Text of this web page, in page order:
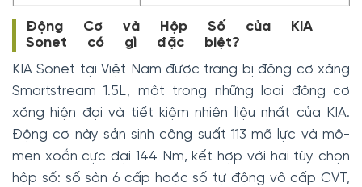
Động Cơ và Hộp Số của KIA
Sonet có gì đặc biệt?
KIA Sonet tại Việt Nam được trang bị động cơ xăng
Smartstream 1.5L, một trong những loại động cơ
xăng hiện đại và tiết kiệm nhiên liệu nhất của KIA.
Động cơ này sản sinh công suất 113 mã lực và mô-
men xoắn cực đại 144 Nm, kết hợp với hai tùy chọn
hộp số: số sàn 6 cấp hoặc số tự động vô cấp CVT,